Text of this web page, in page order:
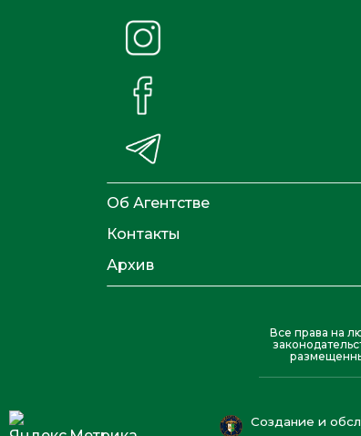
Об Агентстве
Контакты
Архив
Все права на
Создание и